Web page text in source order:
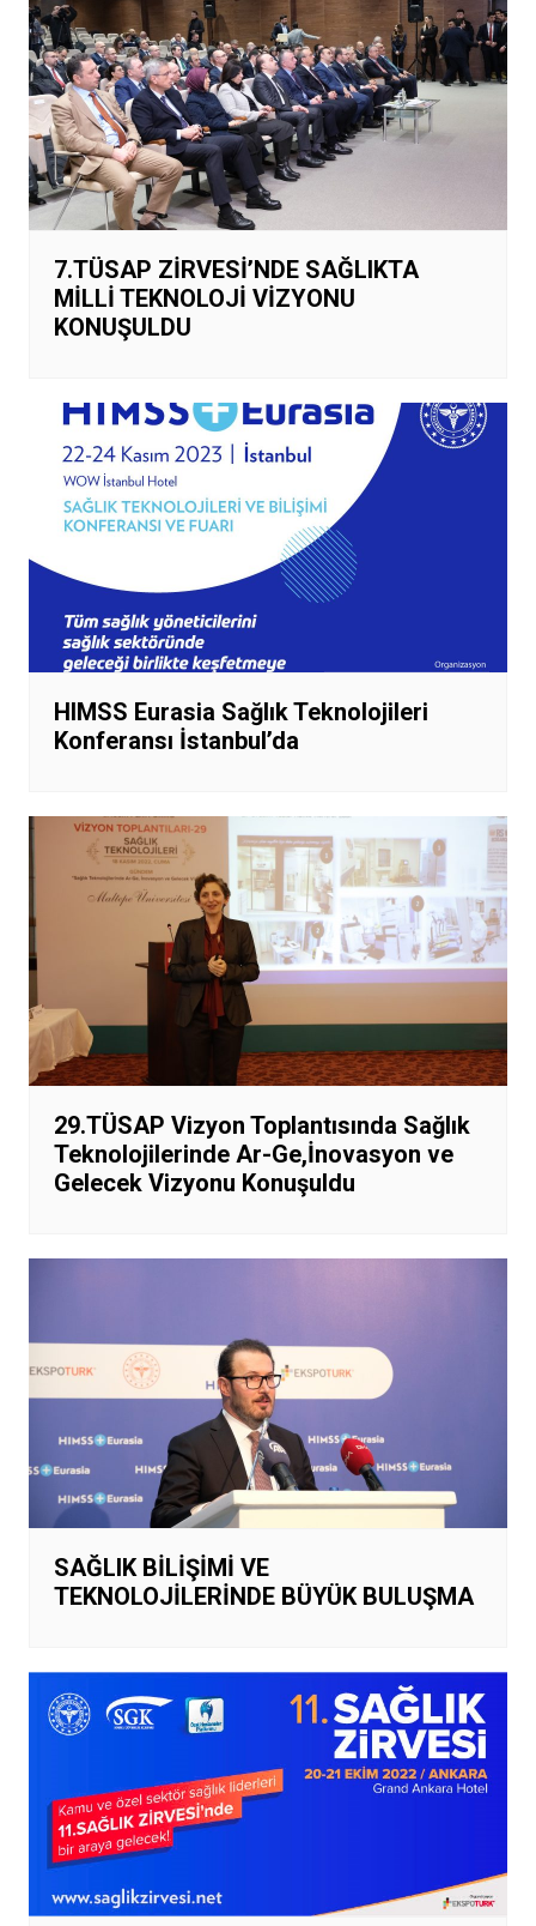
7.TÜSAP ZİRVESİ’NDE SAĞLIKTA
MİLLİ TEKNOLOJİ VİZYONU
KONUŞULDU
HIMSS Eurasia Sağlık Teknolojileri
Konferansı İstanbul’da
29.TÜSAP Vizyon Toplantısında Sağlık
Teknolojilerinde Ar-Ge,İnovasyon ve
Gelecek Vizyonu Konuşuldu
SAĞLIK BİLİŞİMİ VE
TEKNOLOJİLERİNDE BÜYÜK BULUŞMA